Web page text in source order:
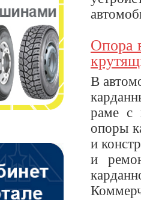
Опора
В
раме с
опоры
и
и